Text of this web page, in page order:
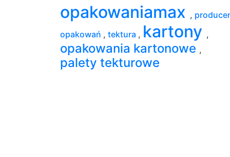
opakowaniamax ,
opakowań , tektura , kartony ,
opakowania kartonowe ,
palety tekturowe